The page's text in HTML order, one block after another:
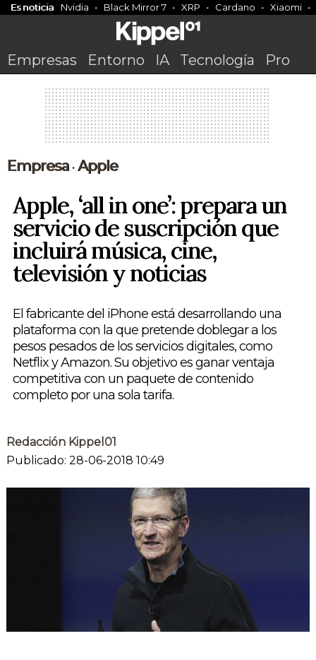
Es noticia Nvidia Black Mirror 7 XRP Cardano Xiaomi
Empresas Entorno IA Tecnología Pro
Empresa• Apple
Apple, ‘all in one’: prepara un
servicio de suscripción que
incluirá música, cine,
televisión y noticias
El fabricante del iPhone está desarrollando una
plataforma con la que pretende doblegar a los
pesos pesados de los servicios digitales, como
Netflix y Amazon. Su objetivo es ganar ventaja
competitiva con un paquete de contenido
completo por una sola tarifa.
Redacción Kippel01
Publicado: 28-06-2018 10:49